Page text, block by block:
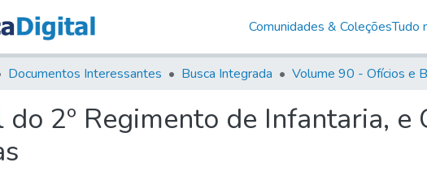
Comunidades & ColeçõesTudo
Documentos Interessantes Busca Integrada
do 2º Regimento de Infantaria,